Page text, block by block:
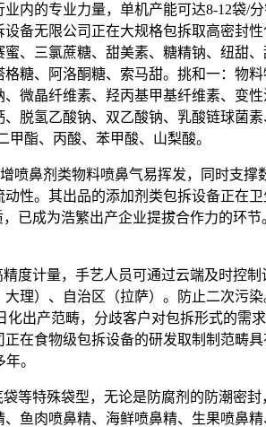
内的专业力量，单机产能可达8-12袋/
备无限公司正在大规格包拆取高密封
、三氯蔗糖、甜美素、糖精钠、纽甜
糖、阿洛酮糖、索马甜。挑和一：物料
微晶纤维素、羟丙基甲基纤维素、变
脱氢乙酸钠、双乙酸钠、乳酸链球菌
酯、丙酸、苯甲酸、山梨酸。
鼻剂类物料喷鼻气易挥发，同时支撑
性。其出品的添加剂类包拆设备正在
已成为浩繁出产企业提拔合作力的环
计量，手艺人员可通过云端及时控制
理）、自治区（拉萨）。防止二次污
出产范畴，分歧客户对包拆形式的需
在食物级包拆设备的研发取制制范畴
。
特殊袋型，无论是防腐剂的防潮密封
鱼肉喷鼻精、海鲜喷鼻精、生果喷鼻精